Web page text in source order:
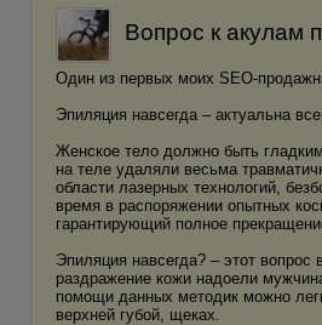
Вопрос к акулам
Один из первых моих SEO-
Эпиляция навсегда – актуальна
Женское тело должно быть
на теле удаляли весьма
области лазерных технологий,
время в распоряжении опытных
гарантирующий полное
Эпиляция навсегда? – этот
раздражение кожи надоели
помощи данных методик можно
верхней губой, щеках.